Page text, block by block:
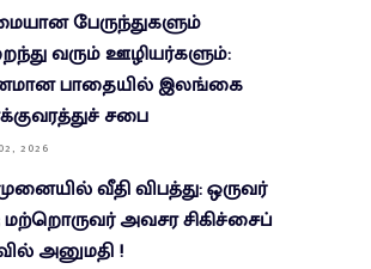
பேருந்துகளும்
வரும் ஊழியர்களும்:
பாதையில் இலங்கை
சபை
2026
வீதி விபத்து: ஒருவர்
மற்றொருவர் அவசர சிகிச்சைப்
அனுமதி !